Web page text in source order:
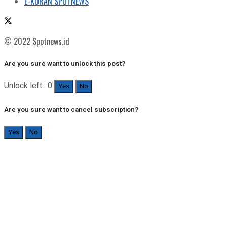
© 2022 Spotnews.id
Are you sure want to unlock this post?
Unlock left : 0 Yes No
Are you sure want to cancel subscription?
Yes No